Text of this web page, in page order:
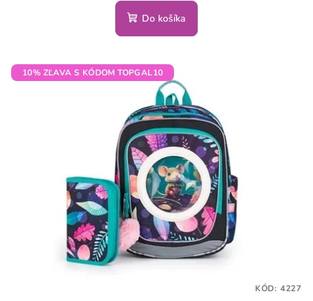
Do košíka
10% ZĽAVA S KÓDOM TOPGAL10
KÓD: 4227